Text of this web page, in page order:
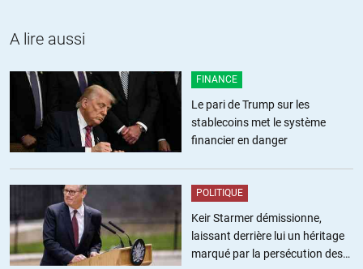
A lire aussi
FINANCE
Le pari de Trump sur les
stablecoins met le système
financier en danger
POLITIQUE
Keir Starmer démissionne,
laissant derrière lui un héritage
marqué par la persécution des